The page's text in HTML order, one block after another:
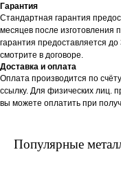
Гарантия
Стандартная гарантия
месяцев после изготовления
гарантия предоставляется
смотрите в договоре.
Доставка и оплата
Оплата производится по
ссылку. Для физических лиц.
вы можете оплатить при
Популярные